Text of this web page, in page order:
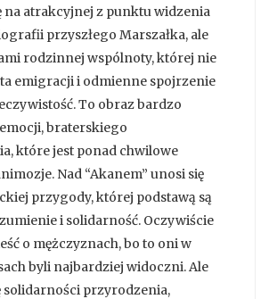
na atrakcyjnej z punktu widzenia
przyszłego Marszałka, ale
rodzinnej wspólnoty, której nie
emigracji i odmienne spojrzenie
To obraz bardzo
emocji, braterskiego
które jest ponad chwilowe
Nad “Akanem” unosi się
przygody, której podstawą są
i solidarność. Oczywiście
o mężczyznach, bo to oni w
byli najbardziej widoczni. Ale
solidarności przyrodzenia,